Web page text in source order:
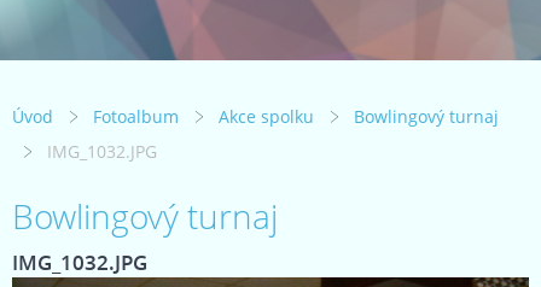
Úvod Fotoalbum Akce spolku
Bowlingový turnaj
IMG_1032.JPG
Bowlingový turnaj
IMG_1032.JPG